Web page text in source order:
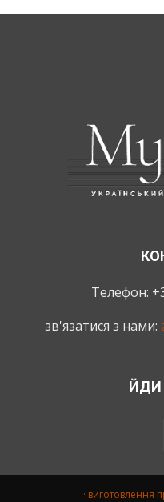
Телефон:
зв'язатися з нами:
ЙДИ
· виготовлення